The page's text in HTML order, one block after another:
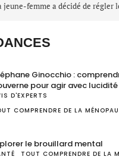
jeune-femme a décidé de régler
ses vieux schémas et autres
l’acceptation et de l’amour de
Ginocchio :
pour agir avec lucidité
D'EXPERTS
COMPRENDRE DE LA
le brouillard mental
TOUT COMPRENDRE DE LA